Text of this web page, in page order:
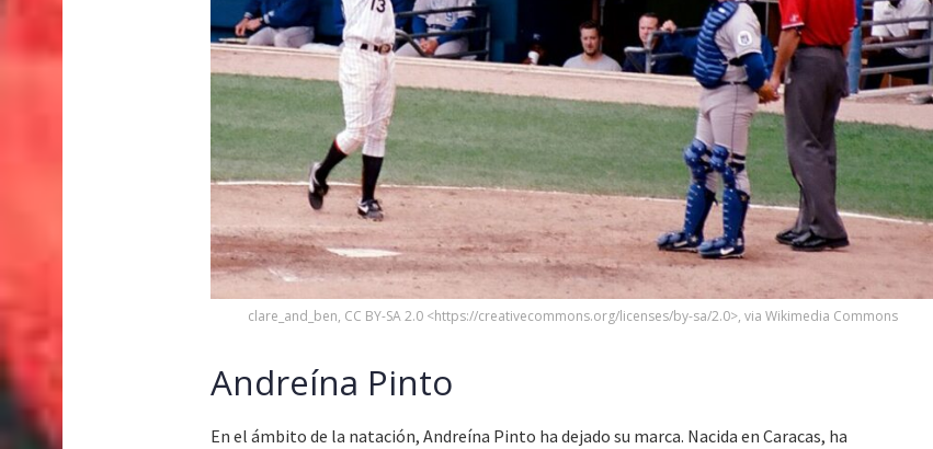
clare_and_ben, CC BY-SA 2.0 <https://creativecommons.org/licenses/by-sa/2.0>, via Wikimedia Commons
Andreína Pinto
En el ámbito de la natación, Andreína Pinto ha dejado su marca. Nacida en Caracas, ha